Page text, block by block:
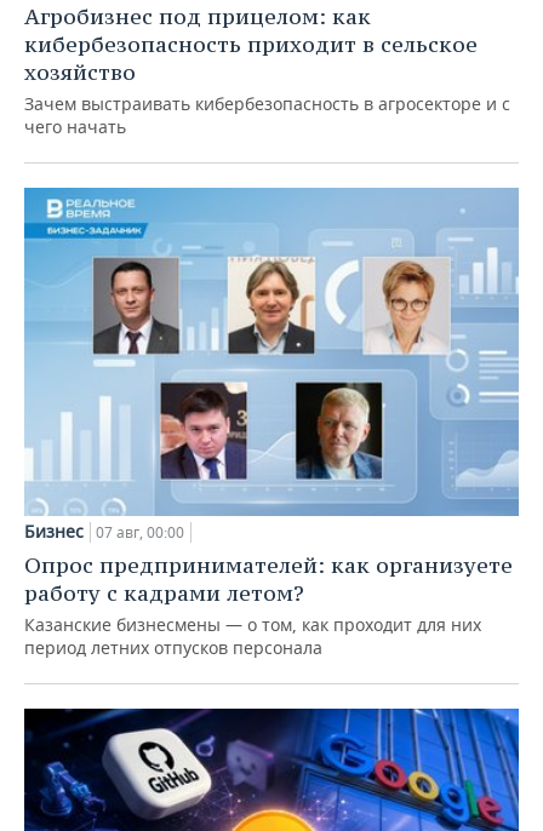
Агробизнес под прицелом: как
кибербезопасность приходит в сельское
хозяйство
Зачем выстраивать кибербезопасность в агросекторе и с
чего начать
Бизнес 07 авг, 00:00
Опрос предпринимателей: как организуете
работу с кадрами летом?
Казанские бизнесмены — о том, как проходит для них
период летних отпусков персонала